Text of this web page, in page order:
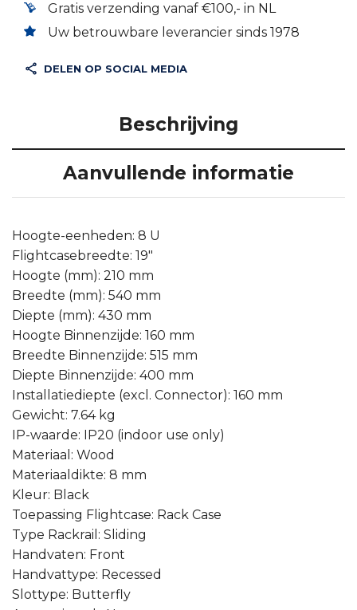
Gratis verzending vanaf €100,- in NL
Uw betrouwbare leverancier sinds 1978
DELEN OP SOCIAL MEDIA
Beschrijving
Aanvullende informatie
Hoogte-eenheden: 8 U
Flightcasebreedte: 19″
Hoogte (mm): 210 mm
Breedte (mm): 540 mm
Diepte (mm): 430 mm
Hoogte Binnenzijde: 160 mm
Breedte Binnenzijde: 515 mm
Diepte Binnenzijde: 400 mm
Installatiediepte (excl. Connector): 160 mm
Gewicht: 7.64 kg
IP-waarde: IP20 (indoor use only)
Materiaal: Wood
Materiaaldikte: 8 mm
Kleur: Black
Toepassing Flightcase: Rack Case
Type Rackrail: Sliding
Handvaten: Front
Handvattype: Recessed
Slottype: Butterfly